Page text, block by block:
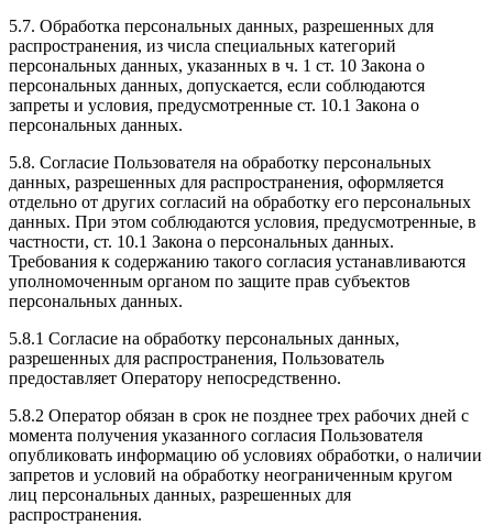
5.7. Обработка персональных данных, разрешенных для
распространения, из числа специальных категорий
персональных данных, указанных в ч. 1 ст. 10 Закона о
персональных данных, допускается, если соблюдаются
запреты и условия, предусмотренные ст. 10.1 Закона о
персональных данных.
5.8. Согласие Пользователя на обработку персональных
данных, разрешенных для распространения, оформляется
отдельно от других согласий на обработку его персональных
данных. При этом соблюдаются условия, предусмотренные, в
частности, ст. 10.1 Закона о персональных данных.
Требования к содержанию такого согласия устанавливаются
уполномоченным органом по защите прав субъектов
персональных данных.
5.8.1 Согласие на обработку персональных данных,
разрешенных для распространения, Пользователь
предоставляет Оператору непосредственно.
5.8.2 Оператор обязан в срок не позднее трех рабочих дней с
момента получения указанного согласия Пользователя
опубликовать информацию об условиях обработки, о наличии
запретов и условий на обработку неограниченным кругом
лиц персональных данных, разрешенных для
распространения.